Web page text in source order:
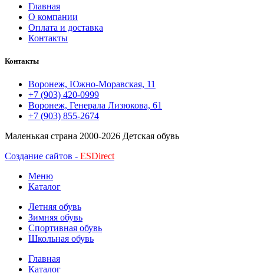
Главная
О компании
Оплата и доставка
Контакты
Контакты
Воронеж, Южно-Моравская, 11
+7 (903) 420-0999
Воронеж, Генерала Лизюкова, 61
+7 (903) 855-2674
Маленькая страна 2000-2026 Детская обувь
Создание сайтов - ESDirect
Меню
Каталог
Летняя обувь
Зимняя обувь
Спортивная обувь
Школьная обувь
Главная
Каталог